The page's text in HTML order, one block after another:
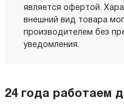
является офертой.
внешний вид товара
производителем без
уведомления.
24 года работаем